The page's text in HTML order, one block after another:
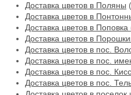
Доставка цветов в Поляны
Доставка цветов в
Доставка цветов в
Доставка цветов в
Доставка цветов в пос.
Доставка цветов в пос.
Доставка цветов в пос.
Доставка цветов в пос.